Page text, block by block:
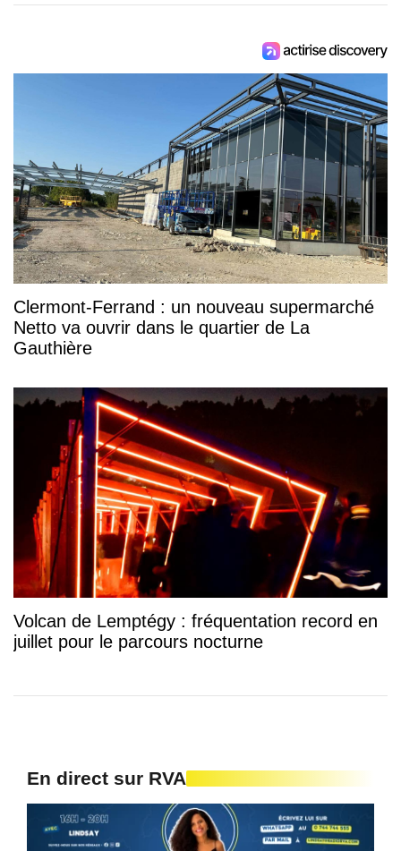
Clermont-Ferrand : un nouveau supermarché
Netto va ouvrir dans le quartier de La
Gauthière
Volcan de Lemptégy : fréquentation record en
juillet pour le parcours nocturne
En direct sur RVA